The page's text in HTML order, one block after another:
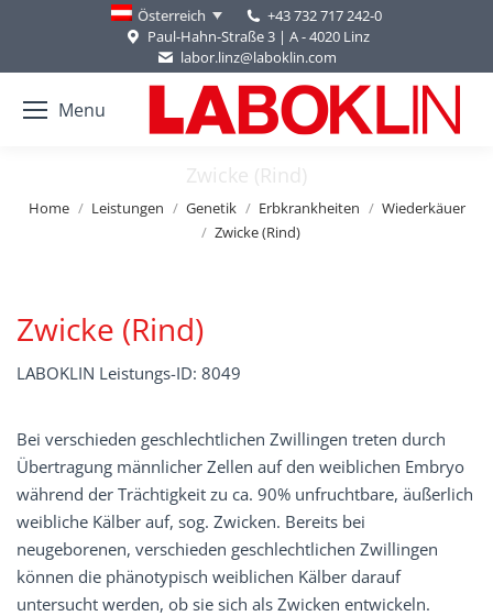
Österreich
+43 732 717 242-0
Paul-Hahn-Straße 3 | A - 4020 Linz
labor.linz@laboklin.com
Menu
Zwicke (Rind)
You are here:
Home Leistungen Genetik Erbkrankheiten
Wiederkäuer
Zwicke (Rind)
Zwicke (Rind)
LABOKLIN Leistungs-ID: 8049
Bei verschieden geschlechtlichen Zwillingen treten durch
Übertragung männlicher Zellen auf den weiblichen Embryo
während der Trächtigkeit zu ca. 90% unfruchtbare, äußerlich
weibliche Kälber auf, sog. Zwicken. Bereits bei
neugeborenen, verschieden geschlechtlichen Zwillingen
können die phänotypisch weiblichen Kälber darauf
untersucht werden, ob sie sich als Zwicken entwickeln.